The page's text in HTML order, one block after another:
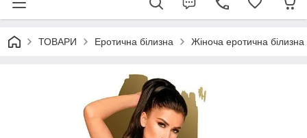
ТОВАРИ Еротична білизна Жіноча еротична білизна